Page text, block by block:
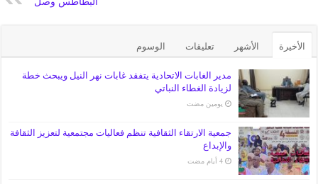
الأخيرة الأشهر تعليقات الوسوم
مدير الغابات الاتحادية يتفقد غابات نهر النيل ويبحث خطة
لزيادة الغطاء النباتي
‏يومين مضت
جمعية الارتقاء الثقافية تنظم فعاليات مجتمعية لتعزيز الثقافة
والإبداع
‏4 أيام مضت